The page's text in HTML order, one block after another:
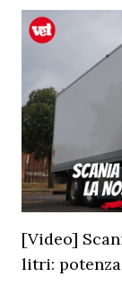
[Video]
litri: